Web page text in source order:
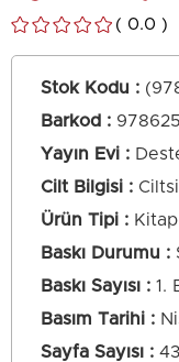
0.0
Stok Kodu
Barkod :
Yayın Evi
Cilt Bilgisi
Ürün Tipi
Kitap
Baskı Durumu
Baskı Sayısı
1.
Basım Tarihi
Sayfa Sayısı